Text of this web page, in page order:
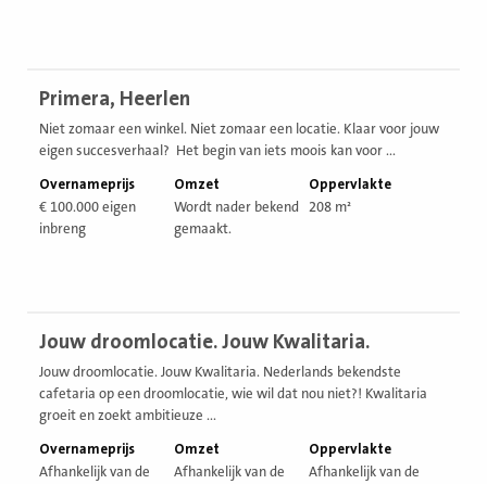
Primera, Heerlen
Niet zomaar een winkel. Niet zomaar een locatie. Klaar voor jouw
eigen succesverhaal? Het begin van iets moois kan voor ...
Overnameprijs
€ 100.000 eigen
inbreng
Omzet
Wordt nader bekend
gemaakt.
Oppervlakte
208 m²
vestiging
Jouw droomlocatie. Jouw Kwalitaria.
Jouw droomlocatie. Jouw Kwalitaria. Nederlands bekendste
cafetaria op een droomlocatie, wie wil dat nou niet?! Kwalitaria
groeit en zoekt ambitieuze ...
Overnameprijs
Afhankelijk van de
Omzet
Afhankelijk van de
Oppervlakte
Afhankelijk van de
vestiging